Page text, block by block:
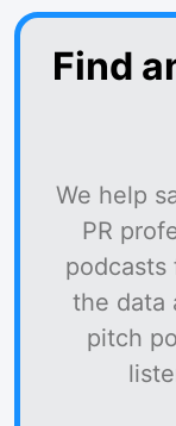
Find
We help
PR
podcasts
the data
pitch